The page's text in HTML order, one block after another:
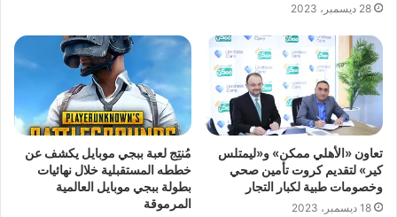
28 ديسمبر، 2023
تعاون «الأهلي ممكن» و«ليمتلس
كير» لتقديم كروت تأمين صحي
وخصومات طبية لكبار التجار
18 ديسمبر، 2023
مُنتِج لعبة ببجي موبايل يكشف عن
خططه المستقبلية خلال نهائيات
بطولة ببجي موبايل العالمية
المرموقة